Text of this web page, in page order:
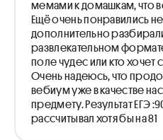
мемами к домашкам, что
Ещё очень понравились
дополнительно
развлекательном
поле чудес или кто
Очень надеюсь, что
вебиум уже в качестве
предмету. Результат ЕГЭ
рассчитывал хотя бы на 81